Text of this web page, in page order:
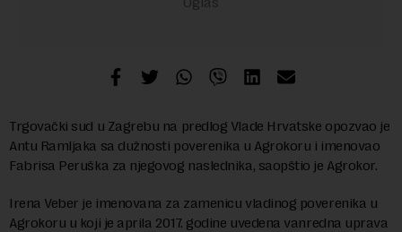
Trgovački sud u Zagrebu na predlog Vlade Hrvatske opozvao je
Antu Ramljaka sa dužnosti poverenika u Agrokoru i imenovao
Fabrisa Peruška za njegovog naslednika, saopštio je Agrokor.
Irena Veber je imenovana za zamenicu vladinog poverenika u
Agrokoru u koji je aprila 2017. godine uvedena vanredna uprava